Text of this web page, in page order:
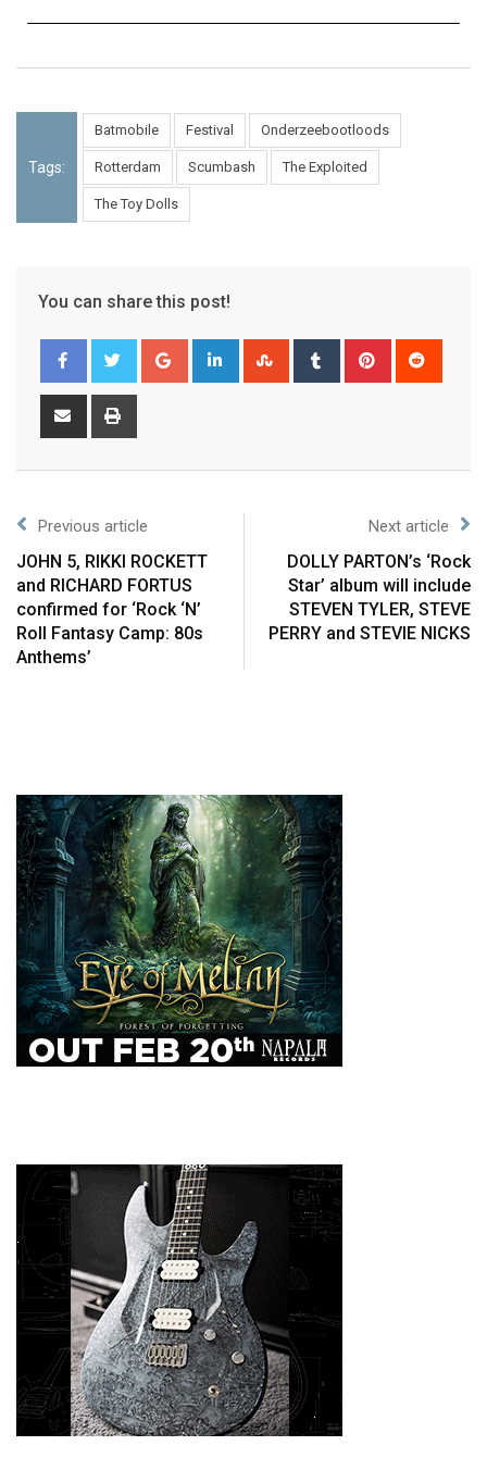
Tags:
Batmobile Festival Onderzeebootloods
Rotterdam Scumbash The Exploited
The Toy Dolls
You can share this post!
Previous article
JOHN 5, RIKKI ROCKETT
and RICHARD FORTUS
confirmed for ‘Rock ‘N’
Roll Fantasy Camp: 80s
Anthems’
Next article
DOLLY PARTON’s ‘Rock
Star’ album will include
STEVEN TYLER, STEVE
PERRY and STEVIE NICKS